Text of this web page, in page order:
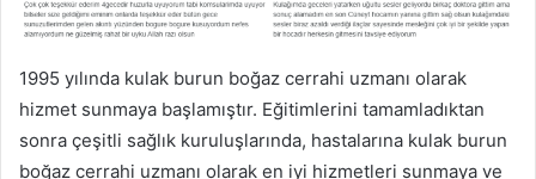
1995 yılında kulak burun boğaz cerrahi uzmanı olarak
hizmet sunmaya başlamıştır. Eğitimlerini tamamladıktan
sonra çeşitli sağlık kuruluşlarında, hastalarına kulak burun
boğaz cerrahi uzmanı olarak en iyi hizmetleri sunmaya ve